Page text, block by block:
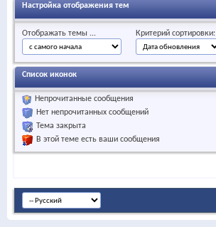
Настройка отображения тем
Отображать темы ... Критерий сортировки:
Список иконок
Непрочитанные сообщения
Нет непрочитанных сообщений
Тема закрыта
В этой теме есть ваши сообщения